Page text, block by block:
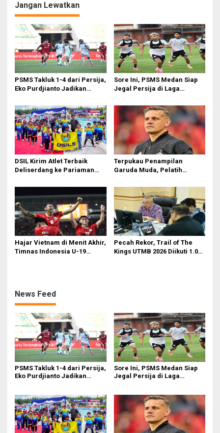
i
g
a
s
i
p
o
s
Jangan Lewatkan
PSMS Takluk 1-4 dari Persija,
Eko Purdjianto Jadikan
di Liga 2
Sore Ini, PSMS Medan Siap
Jegal Persija di Laga
DSIL Kirim Atlet Terbaik
Deliserdang ke Pariaman
Terpukau Penampilan
Garuda Muda, Pelatih
Bakal Saksikan Langsung
Aksi Timnas U-19
Hajar Vietnam di Menit Akhir,
Timnas Indonesia U-19
Pecah Rekor, Trail of The
Kings UTMB 2026 Diikuti 1.015
News Feed
PSMS Takluk 1-4 dari Persija,
Eko Purdjianto Jadikan
Sore Ini, PSMS Medan Siap
Jegal Persija di Laga